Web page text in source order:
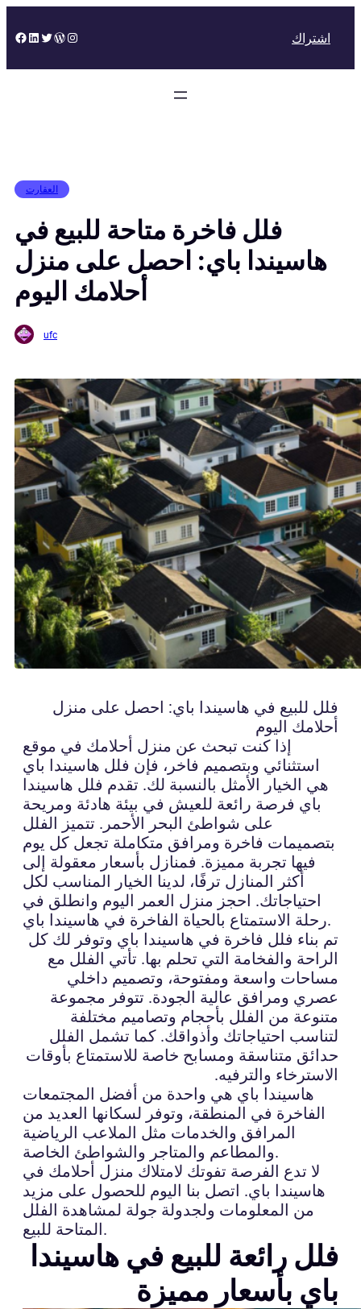
to
Facebook
LinkedIn
Twitter
WordPress
Instagram اشتراك
العقارت
فلل فاخرة متاحة للبيع في
هاسيندا باي: احصل على منزل
أحلامك اليوم
ufc
فلل للبيع في هاسيندا باي: احصل على منزل
أحلامك اليوم
إذا كنت تبحث عن منزل أحلامك في موقع
استثنائي وبتصميم فاخر، فإن فلل هاسيندا باي
هي الخيار الأمثل بالنسبة لك. تقدم فلل هاسيندا
باي فرصة رائعة للعيش في بيئة هادئة ومريحة
على شواطئ البحر الأحمر. تتميز الفلل
بتصميمات فاخرة ومرافق متكاملة تجعل كل يوم
فيها تجربة مميزة. فمنازل بأسعار معقولة إلى
أكثر المنازل ترفًا، لدينا الخيار المناسب لكل
احتياجاتك. احجز منزل العمر اليوم وانطلق في
رحلة الاستمتاع بالحياة الفاخرة في هاسيندا باي.
تم بناء فلل فاخرة في هاسيندا باي وتوفر لك كل
الراحة والفخامة التي تحلم بها. تأتي الفلل مع
مساحات واسعة ومفتوحة، وتصميم داخلي
عصري ومرافق عالية الجودة. تتوفر مجموعة
متنوعة من الفلل بأحجام وتصاميم مختلفة
لتناسب احتياجاتك وأذواقك. كما تشمل الفلل
حدائق متناسقة ومسابح خاصة للاستمتاع بأوقات
الاسترخاء والترفيه.
هاسيندا باي هي واحدة من أفضل المجتمعات
الفاخرة في المنطقة، وتوفر لسكانها العديد من
المرافق والخدمات مثل الملاعب الرياضية
والمطاعم والمتاجر والشواطئ الخاصة.
لا تدع الفرصة تفوتك لامتلاك منزل أحلامك في
هاسيندا باي. اتصل بنا اليوم للحصول على مزيد
من المعلومات ولجدولة جولة لمشاهدة الفلل
المتاحة للبيع.
فلل رائعة للبيع في هاسيندا
باي بأسعار مميزة